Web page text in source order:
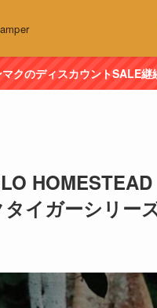
クのディスカウントSALE継
イガーシリー